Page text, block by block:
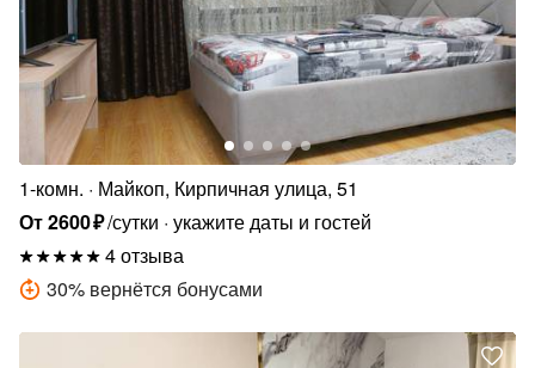
1-комн.
Майкоп, Кирпичная улица, 51
От2600₽/сутки укажите даты и гостей
4 отзыва
30% вернётся бонусами